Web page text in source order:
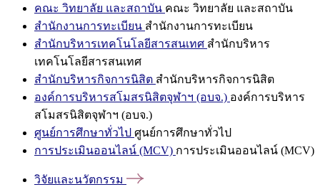
คณะ วิทยาลัย และสถาบัน คณะ วิทยาลัย และสถาบัน
สำนักงานการทะเบียน สำนักงานการทะเบียน
สำนักบริหารเทคโนโลยีสารสนเทศ สำนักบริหาร
เทคโนโลยีสารสนเทศ
สำนักบริหารกิจการนิสิต สำนักบริหารกิจการนิสิต
องค์การบริหารสโมสรนิสิตจุฬาฯ (อบจ.) องค์การบริหาร
สโมสรนิสิตจุฬาฯ (อบจ.)
ศูนย์การศึกษาทั่วไป ศูนย์การศึกษาทั่วไป
การประเมินออนไลน์ (MCV) การประเมินออนไลน์ (MCV)
วิจัยและนวัตกรรม